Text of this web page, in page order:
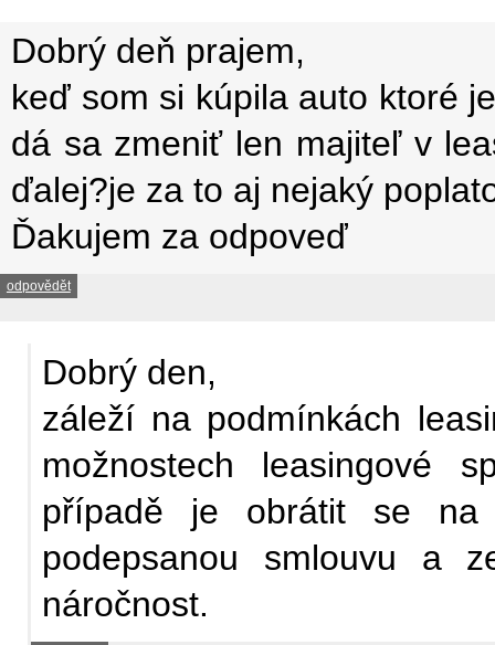
Dobrý deň prajem,
keď som si kúpila auto ktoré
dá sa zmeniť len majiteľ v
ďalej?je za to aj nejaký
Ďakujem za odpoveď
odpovědět
Dobrý den,
záleží na podmínkách
možnostech leasingové
případě je obrátit se na
podepsanou smlouvu a
náročnost.